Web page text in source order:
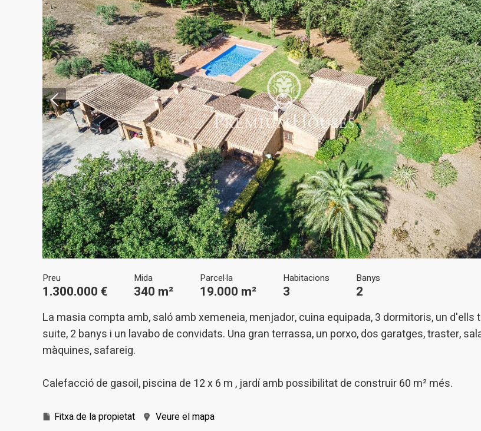
Preu
1.300.000 €
Mida
340 m²
Parcel·la
19.000 m²
Habitacions
3
Banys
2
La masia compta amb, saló amb xemeneia, menjador, cuina equipada, 3 dormitoris, un d'ells
suite, 2 banys i un lavabo de convidats. Una gran terrassa, un porxo, dos garatges, traster,
màquines, safareig.
Calefacció de gasoil, piscina de 12 x 6 m , jardí amb possibilitat de construir 60 m² més.
Fitxa de la propietat Veure el mapa
Modificar cookies
Tècniques i funcionals
Aquest lloc web utilitza cookies pròpies per recopilar informació
millorar els nostres serveis. Si continua navegant, suposa
de les mateixes. L'usuari té la possibilitat de configurar el
desitja, impedir que siguin instal·lades al disc dur, encara que
compte que aquesta acció podrà ocasionar dificultats de
Analítiques i personalització
Permeten fer el seguiment i l'anàlisi del comportament dels
La informació recollida mitjançant aquest tipus de cookies
de l'activitat del web per a l'elaboració de perfils de navegació
introduir millores en funció de l'anàlisi de les dades d'ús que fan
Permeten desar la informació de preferència de l'usuari per
nostres serveis i oferir una millor experiència a través de
Marketing i publicitat
Aquestes cookies són utilitzades per emmagatzemar informació
preferències i les eleccions personals de l'usuari a través de
l'usuari.